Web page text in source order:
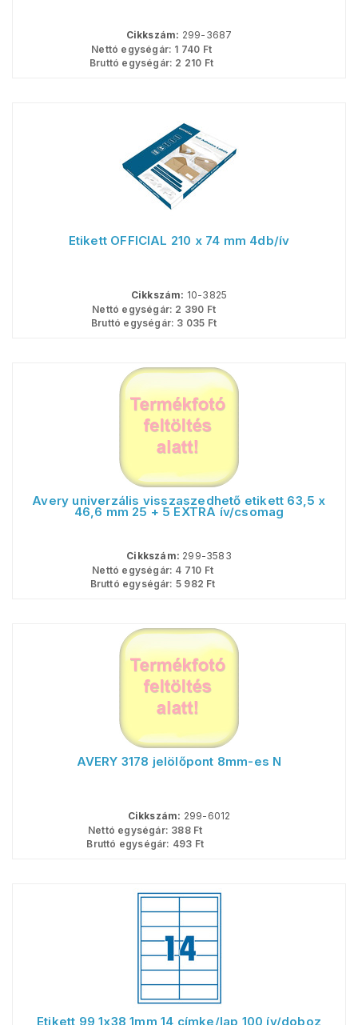
Cikkszám: 299-3687
Nettó egységár: 1 740 Ft
Bruttó egységár: 2 210 Ft
Etikett OFFICIAL 210 x 74 mm 4db/ív
Cikkszám: 10-3825
Nettó egységár: 2 390 Ft
Bruttó egységár: 3 035 Ft
Avery univerzális visszaszedhető etikett 63,5 x
46,6 mm 25 + 5 EXTRA ív/csomag
Cikkszám: 299-3583
Nettó egységár: 4 710 Ft
Bruttó egységár: 5 982 Ft
AVERY 3178 jelölőpont 8mm-es N
Cikkszám: 299-6012
Nettó egységár: 388Ft
Bruttó egységár: 493 Ft
Etikett 99,1x38,1mm 14 címke/lap 100 ív/doboz